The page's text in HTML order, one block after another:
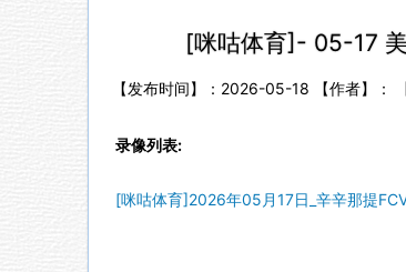
[咪咕体育]- 05-17
【发布时间】：2026-05-18 【作者】：
录像列表:
[咪咕体育]2026年05月17日_辛辛那提